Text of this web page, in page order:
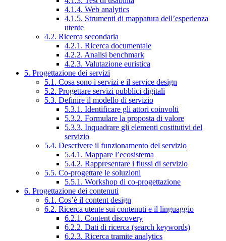
4.1.4. Web analytics
4.1.5. Strumenti di mappatura dell’esperienza
utente
4.2. Ricerca secondaria
4.2.1. Ricerca documentale
4.2.2. Analisi benchmark
4.2.3. Valutazione euristica
5. Progettazione dei servizi
5.1. Cosa sono i servizi e il service design
5.2. Progettare servizi pubblici digitali
5.3. Definire il modello di servizio
5.3.1. Identificare gli attori coinvolti
5.3.2. Formulare la proposta di valore
5.3.3. Inquadrare gli elementi costitutivi del
servizio
5.4. Descrivere il funzionamento del servizio
5.4.1. Mappare l’ecosistema
5.4.2. Rappresentare i flussi di servizio
5.5. Co-progettare le soluzioni
5.5.1. Workshop di co-progettazione
6. Progettazione dei contenuti
6.1. Cos’è il content design
6.2. Ricerca utente sui contenuti e il linguaggio
6.2.1. Content discovery
6.2.2. Dati di ricerca (search keywords)
6.2.3. Ricerca tramite analytics